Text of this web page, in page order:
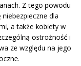
Z tego powodu
dla
a także kobiety w
ostrożność i
ze względu na jego